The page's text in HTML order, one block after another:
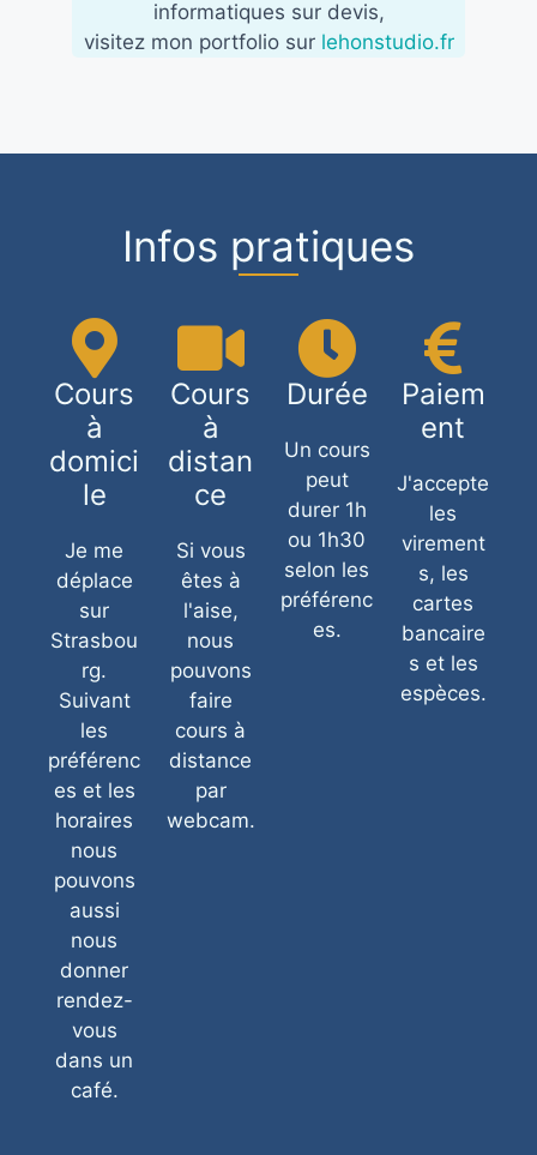
informatiques sur devis,
visitez mon portfolio sur lehonstudio.fr
Infos pratiques
Cours
à
domici
le
Je me
déplace
sur
Strasbou
rg.
Suivant
les
préférenc
es et les
horaires
nous
pouvons
aussi
nous
donner
rendez-
vous
dans un
café.
Cours
à
distan
ce
Si vous
êtes à
l'aise,
nous
pouvons
faire
cours à
distance
par
webcam.
Durée
Un cours
peut
durer 1h
ou 1h30
selon les
préférenc
es.
Paiem
ent
J'accepte
les
virement
s, les
cartes
bancaire
s et les
espèces.